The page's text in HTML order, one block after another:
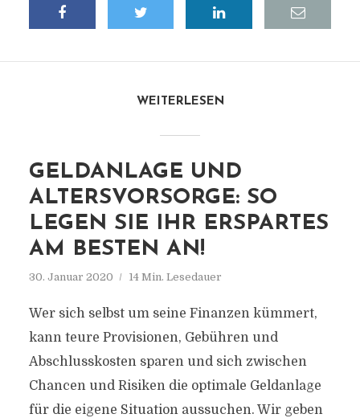
WEITERLESEN
GELDANLAGE UND
ALTERSVORSORGE: SO
LEGEN SIE IHR ERSPARTES
AM BESTEN AN!
30. Januar 2020 14 Min. Lesedauer
Wer sich selbst um seine Finanzen kümmert,
kann teure Provisionen, Gebühren und
Abschlusskosten sparen und sich zwischen
Chancen und Risiken die optimale Geldanlage
für die eigene Situation aussuchen. Wir geben